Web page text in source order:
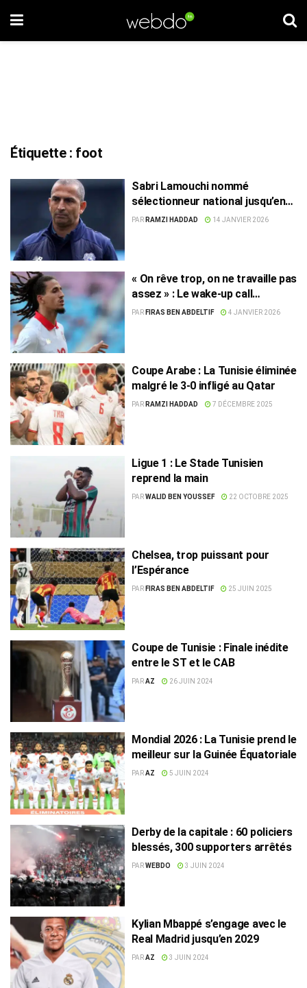
Étiquette : foot
Sabri Lamouchi nommé
sélectionneur national jusqu’en
2028
PAR RAMZI HADDAD 14 JANVIER 2026
« On rêve trop, on ne travaille pas
assez » : Le wake-up call
d’Hannibal
PAR FIRAS BEN ABDELTIF 4 JANVIER 2026
Coupe Arabe : La Tunisie éliminée
malgré le 3-0 infligé au Qatar
PAR RAMZI HADDAD 7 DÉCEMBRE 2025
Ligue 1 : Le Stade Tunisien
reprend la main
PARWALID BEN YOUSSEF 22 OCTOBRE 2025
Chelsea, trop puissant pour
l’Espérance
PAR FIRAS BEN ABDELTIF 25 JUIN 2025
Coupe de Tunisie : Finale inédite
entre le ST et le CAB
PARAZ 26 JUIN 2024
Mondial 2026 : La Tunisie prend le
meilleur sur la Guinée Équatoriale
PARAZ 5 JUIN 2024
Derby de la capitale : 60 policiers
blessés, 300 supporters arrêtés
PARWEBDO 3 JUIN 2024
Kylian Mbappé s’engage avec le
Real Madrid jusqu’en 2029
PARAZ 3 JUIN 2024